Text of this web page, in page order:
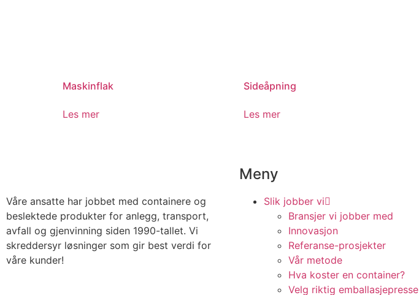
Maskinflak
Les mer
Sideåpning
Les mer
Våre ansatte har jobbet med containere og
beslektede produkter for anlegg, transport,
avfall og gjenvinning siden 1990-tallet. Vi
skreddersyr løsninger som gir best verdi for
våre kunder!
Meny
Slik jobber vi
Bransjer vi jobber med
Innovasjon
Referanse-prosjekter
Vår metode
Hva koster en container?
Velg riktig emballasjepresse